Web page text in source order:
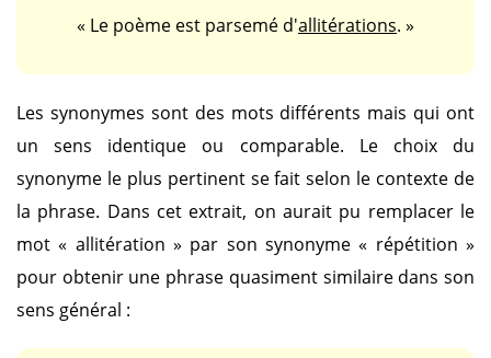
« Le poème est parsemé d'allitérations. »
Les synonymes sont des mots différents mais qui ont
un sens identique ou comparable. Le choix du
synonyme le plus pertinent se fait selon le contexte de
la phrase. Dans cet extrait, on aurait pu remplacer le
mot« allitération » par son synonyme« répétition »
pour obtenir une phrase quasiment similaire dans son
sens général :